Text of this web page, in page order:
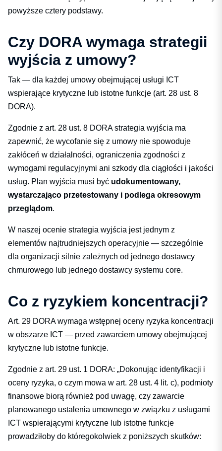
powyższe cztery podstawy.
Czy DORA wymaga strategii
wyjścia z umowy?
Tak — dla każdej umowy obejmującej usługi ICT
wspierające krytyczne lub istotne funkcje (art. 28 ust. 8
DORA).
Zgodnie z art. 28 ust. 8 DORA strategia wyjścia ma
zapewnić, że wycofanie się z umowy nie spowoduje
zakłóceń w działalności, ograniczenia zgodności z
wymogami regulacyjnymi ani szkody dla ciągłości i jakości
usług. Plan wyjścia musi być udokumentowany,
wystarczająco przetestowany i podlega okresowym
przeglądom.
W naszej ocenie strategia wyjścia jest jednym z
elementów najtrudniejszych operacyjnie — szczególnie
dla organizacji silnie zależnych od jednego dostawcy
chmurowego lub jednego dostawcy systemu core.
Co z ryzykiem koncentracji?
Art. 29 DORA wymaga wstępnej oceny ryzyka koncentracji
w obszarze ICT — przed zawarciem umowy obejmującej
krytyczne lub istotne funkcje.
Zgodnie z art. 29 ust. 1 DORA: „Dokonując identyfikacji i
oceny ryzyka, o czym mowa w art. 28 ust. 4 lit. c), podmioty
finansowe biorą również pod uwagę, czy zawarcie
planowanego ustalenia umownego w związku z usługami
ICT wspierającymi krytyczne lub istotne funkcje
prowadziłoby do któregokolwiek z poniższych skutków: